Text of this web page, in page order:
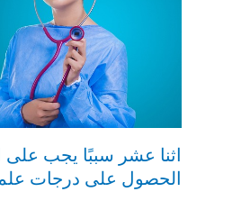
اثنا عشر سببًا يجب
الحصول على درجات